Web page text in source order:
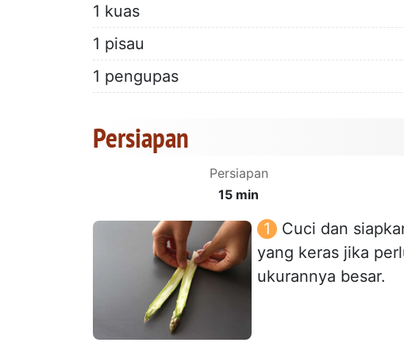
1 kuas
1 pisau
1 pengupas
Persiapan
Persiapan
15 min
Cuci dan
yang keras jika
ukurannya besar.